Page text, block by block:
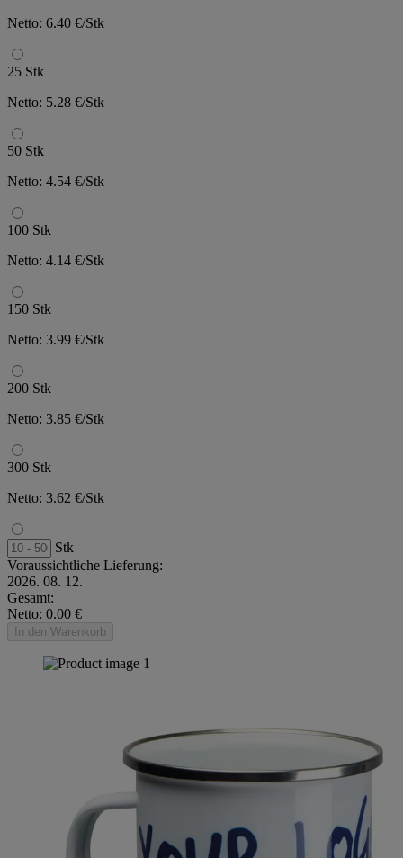
Netto: 6.40 €/Stk
25 Stk
Netto: 5.28 €/Stk
50 Stk
Netto: 4.54 €/Stk
100 Stk
Netto: 4.14 €/Stk
150 Stk
Netto: 3.99 €/Stk
200 Stk
Netto: 3.85 €/Stk
300 Stk
Netto: 3.62 €/Stk
Stk
Voraussichtliche Lieferung:
2026. 08. 12.
Gesamt:
Netto: 0.00 €
In den Warenkorb